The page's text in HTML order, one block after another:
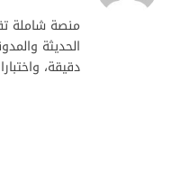
منصة شاملة
الحديثة
دقيقة،